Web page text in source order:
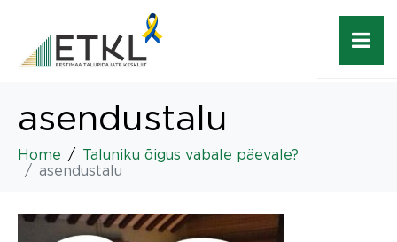
asendustalu
Home
Taluniku õigus vabale päevale?
asendustalu